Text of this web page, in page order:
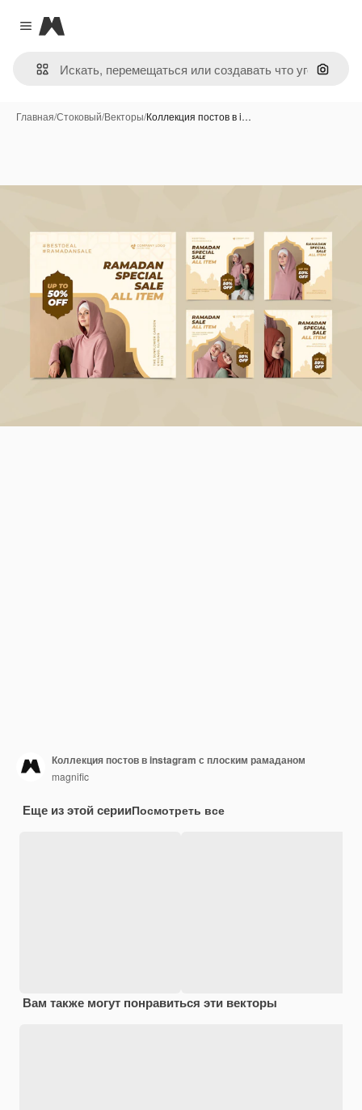
Close menu
Magnific
Поиск
Главная/Стоковый/Векторы/Коллекция постов в i…
Коллекция постов в instagram с плоским рамаданом
magnific
Еще из этой серииПосмотреть все
Вам также могут понравиться эти векторы